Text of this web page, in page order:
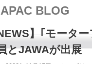
BLOG
】｢モータ
とJAWAが出展